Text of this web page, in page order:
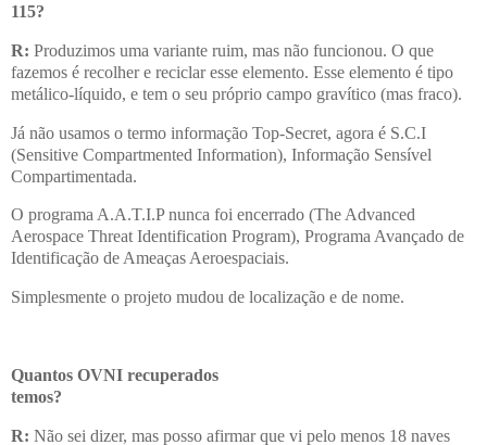
115?
R: Produzimos uma variante ruim, mas não funcionou. O que
fazemos é recolher e reciclar esse elemento. Esse elemento é tipo
metálico-líquido, e tem o seu próprio campo gravítico (mas fraco).
Já não usamos o termo informação Top-Secret, agora é S.C.I
(Sensitive Compartmented Information), Informação Sensível
Compartimentada.
O programa A.A.T.I.P nunca foi encerrado (The Advanced
Aerospace Threat Identification Program), Programa Avançado de
Identificação de Ameaças Aeroespaciais.
Simplesmente o projeto mudou de localização e de nome.
Quantos OVNI recuperados
temos?
R: Não sei dizer, mas posso afirmar que vi pelo menos 18 naves